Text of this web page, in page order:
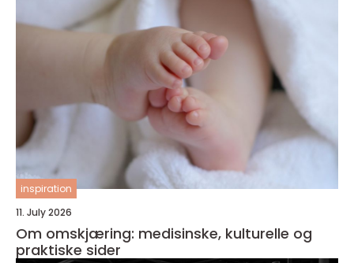
inspiration
11. July 2026
Om omskjæring: medisinske, kulturelle og
praktiske sider